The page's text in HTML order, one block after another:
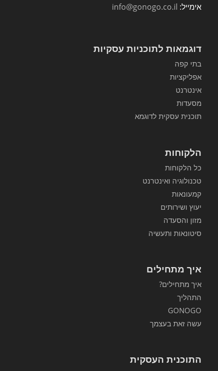
אימייל: info@gonogo.co.il
דוגמאות לתוכניות עסקיות
בתי קפה
אפליקציות
אינטרנט
מסעדות
תוכנית עסקית לדוגמא
הלקוחות
כל הלקוחות
טכנולוגיה ואינטרנט
קמעונאות
יעוץ ושירותים
מזון והסעדה
סיטונאות ותעשיה
איך מתחילים
איך מתחילים?
התהליך
GONOGO
עשה זאת בעצמך
התוכנית העסקית